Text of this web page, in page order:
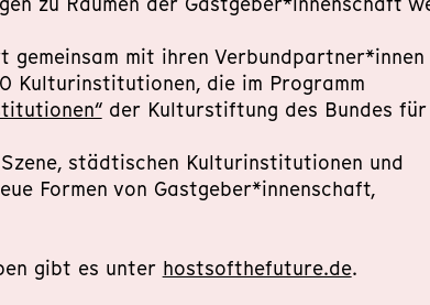
mit ihren Verbundpartner*innen
Kulturinstitutionen, die im Programm
der Kulturstiftung des Bundes für
städtischen Kulturinstitutionen und
Formen von Gastgeber*innenschaft,
gibt es unter hostsofthefuture.de.